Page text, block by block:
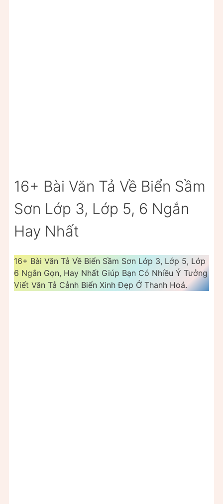
16+ Bài Văn Tả Về Biển Sầm
Sơn Lớp 3, Lớp 5, 6 Ngắn
Hay Nhất
16+ Bài Văn Tả Về Biển Sầm Sơn Lớp 3, Lớp 5, Lớp
6 Ngắn Gọn, Hay Nhất Giúp Bạn Có Nhiều Ý Tưởng
Viết Văn Tả Cảnh Biển Xinh Đẹp Ở Thanh Hoá.